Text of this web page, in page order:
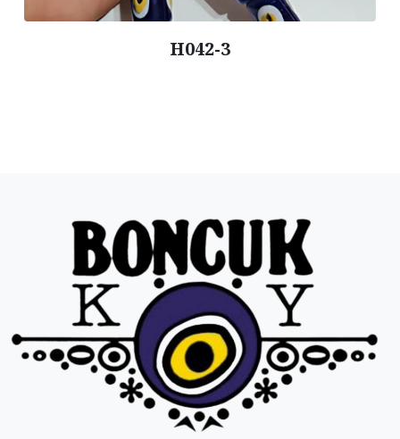
H015 / 7x8 cm